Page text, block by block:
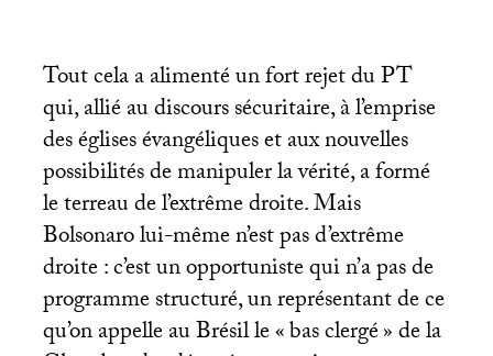
Tout cela a alimenté un fort rejet duPT
qui, allié au discours sécuritaire, à l’emprise
des églises évangéliques et aux nouvelles
possibilités de manipuler la vérité, a formé
le terreau de l’extrême droite. Mais
Bolsonaro lui-même n’est pas d’extrême
droite : c’est un opportuniste qui n’a pas de
programme structuré, un représentant de ce
qu’on appelle au Brésil le «bas clergé» de la